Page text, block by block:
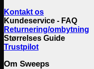
Kontakt os
Kundeservice - FAQ
Returnering/ombytning
Størrelses Guide
Trustpilot
Om Sweeps